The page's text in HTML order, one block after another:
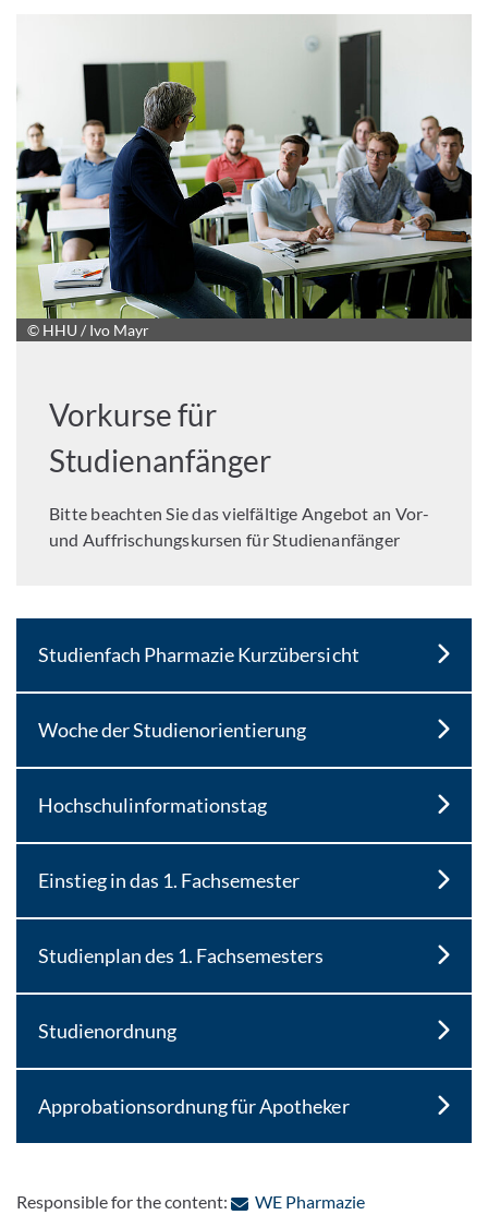
© HHU / Ivo Mayr
Vorkurse für
Studienanfänger
Bitte beachten Sie das vielfältige Angebot an Vor-
und Auffrischungskursen für Studienanfänger
Studienfach Pharmazie Kurzübersicht
Woche der Studienorientierung
Hochschulinformationstag
Einstieg in das 1. Fachsemester
Studienplan des 1. Fachsemesters
Studienordnung
Approbationsordnung für Apotheker
Responsible for the content: WE Pharmazie: Contact by e-